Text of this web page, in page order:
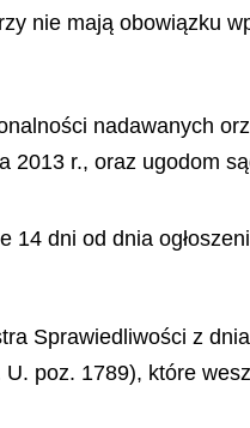
nie mają obowiązku
nadawanych
2013 r., oraz ugodom
14 dni od dnia
Sprawiedliwości z
poz. 1789), które